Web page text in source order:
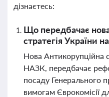
дізнаєтесь:
Що передбачає
стратегія України
Нова Антикорупційна
НАЗК, передбачає
посаду Генерального
вимогам Єврокомісії